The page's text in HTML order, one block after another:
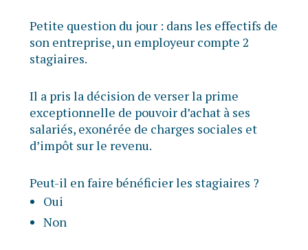
Petite question du jour : dans les effectifs de
son entreprise, un employeur compte 2
stagiaires.
Il a pris la décision de verser la prime
exceptionnelle de pouvoir d’achat à ses
salariés, exonérée de charges sociales et
d’impôt sur le revenu.
Peut-il en faire bénéficier les stagiaires ?
Oui
Non